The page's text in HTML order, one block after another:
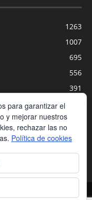
1263
1007
695
556
391
para garantizar el
y mejorar nuestros
rechazar las no
Política de cookies